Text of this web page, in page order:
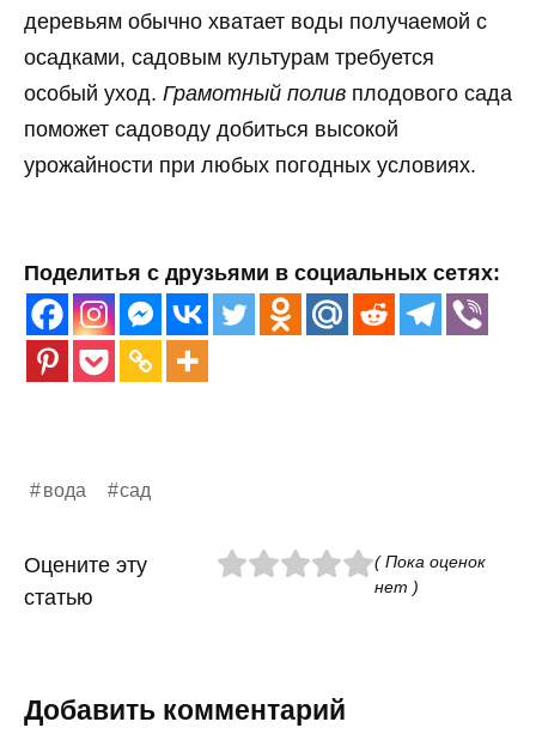
деревьям обычно хватает воды получаемой с
осадками, садовым культурам требуется
особый уход. Грамотный полив плодового сада
поможет садоводу добиться высокой
урожайности при любых погодных условиях.
Поделитья с друзьями в социальных сетях:
вода сад
Оцените эту
статью
( Пока оценок
нет )
Добавить комментарий